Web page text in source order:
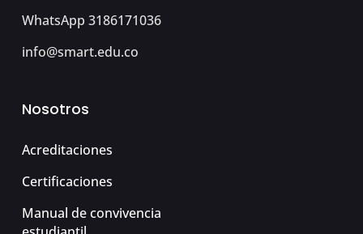
WhatsApp 3186171036
info@smart.edu.co
Nosotros
Acreditaciones
Certificaciones
Manual de convivencia